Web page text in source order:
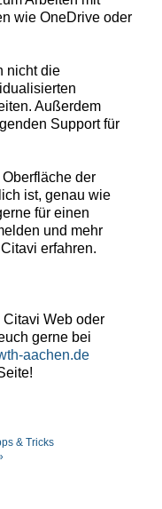
wie OneDrive oder
nicht die
Außerdem
Support für
der
ist, genau wie
für einen
und mehr
erfahren.
Web oder
gerne bei
aachen.de
& Tricks